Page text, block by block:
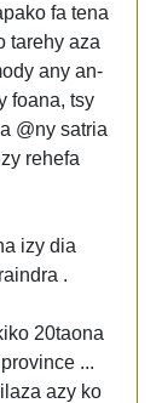
fa tena
tarehy aza
any an-
foana, tsy
@ny satria
rehefa
izy dia
.
20taona
...
azy ko